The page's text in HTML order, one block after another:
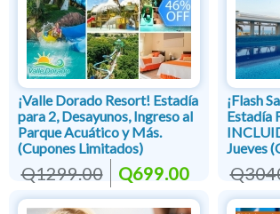
¡Valle Dorado Resort! Estadía
para 2, Desayunos, Ingreso al
Parque Acuático y Más.
(Cupones Limitados)
Q1299.00 Q699.00
¡Flash
Estadía
Jueves